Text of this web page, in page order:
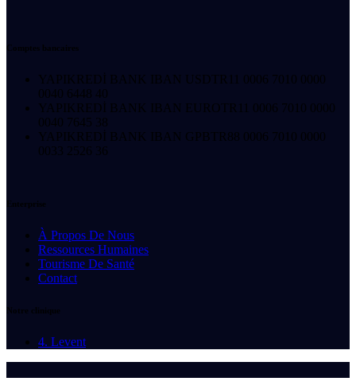
Comptes bancaires
YAPIKREDİ BANK IBAN USD TR11 0006 7010 0000
0040 6448 40
YAPIKREDİ BANK IBAN EURO TR11 0006 7010 0000
0040 7645 38
YAPIKREDİ BANK IBAN GPB TR88 0006 7010 0000
0033 2526 36
Enterprise
À Propos De Nous
Ressources Humaines
Tourisme De Santé
Contact
Notre clinique
4. Levent